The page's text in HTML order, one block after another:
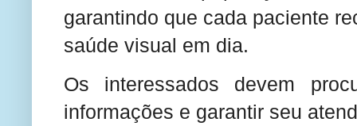
garantindo que cada paciente
saúde visual em dia.
Os interessados devem
informações e garantir seu